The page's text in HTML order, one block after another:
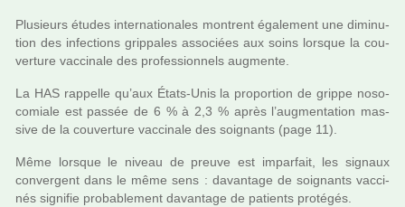
Plusieurs études inter­na­tio­na­les mon­trent également une dimi­nu­
tion des infec­tions grip­pa­les asso­ciées aux soins lors­que la cou­
ver­ture vac­ci­nale des pro­fes­sion­nels aug­mente.
La HAS rap­pelle qu’aux États-Unis la pro­por­tion de grippe noso­
co­miale est passée de 6 % à 2,3 % après l’aug­men­ta­tion mas­
sive de la cou­ver­ture vac­ci­nale des soi­gnants (page 11).
Même lors­que le niveau de preuve est impar­fait, les signaux
conver­gent dans le même sens : davan­tage de soi­gnants vac­ci­
nés signi­fie pro­ba­ble­ment davan­tage de patients pro­té­gés.